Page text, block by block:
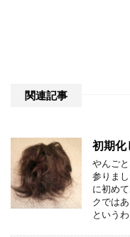
関連記事
初期化
やんご
参りま
に初め
クでは
という